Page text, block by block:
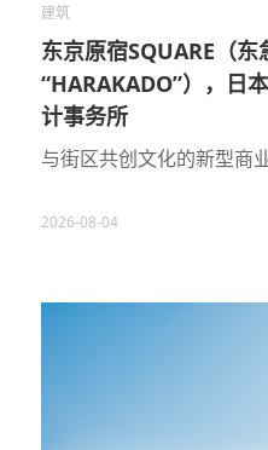
建筑
东京原宿SQUARE（东
“HARAKADO”），日
计事务所
与街区共创文化的新型商
2026-08-04